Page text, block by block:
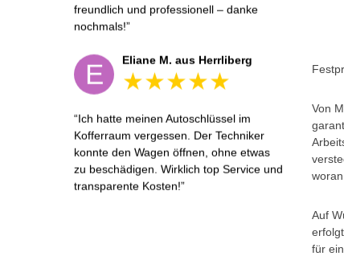
Von
woran
Auf
für
freundlich und professionell – danke
nochmals!
E Eliane M. aus Herrliberg
Ich hatte meinen Autoschlüssel im
Kofferraum vergessen. Der Techniker
konnte den Wagen öffnen, ohne etwas
zu beschädigen. Wirklich top Service und
transparente Kosten!